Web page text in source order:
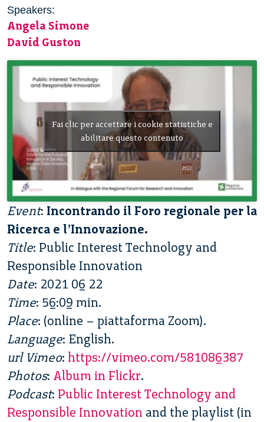
Speakers:
Angela Simone
David Guston
Fai clic per accettare i cookie statistiche e
abilitare questo contenuto
Event: Incontrando il Foro regionale per la
Ricerca e l’Innovazione.
Title: Public Interest Technology and
Responsible Innovation
Date: 2021 06 22
Time: 56:09 min.
Place: (online – piattaforma Zoom).
Language: English.
url Vimeo: https://vimeo.com/581086387
Photos: Album in Flickr.
Podcast: Public Interest Technology and
Responsible Innovation and the playlist (in